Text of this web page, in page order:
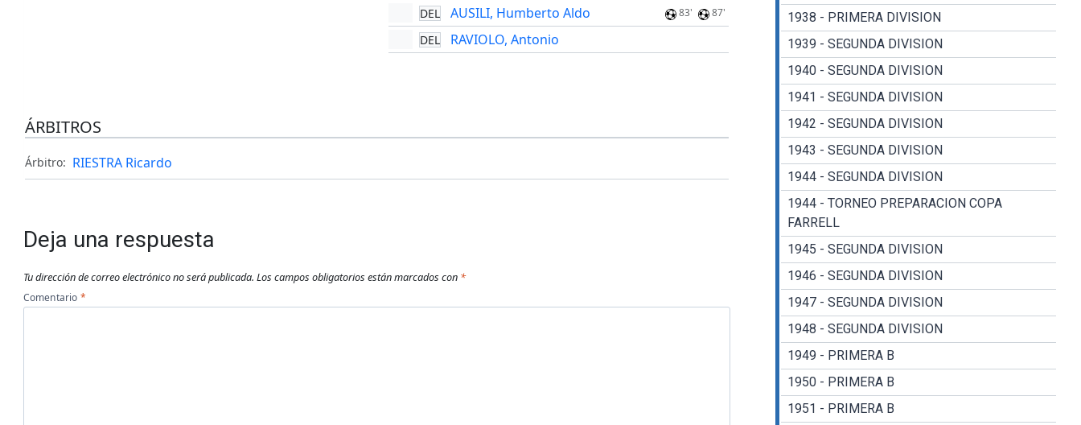
DEL AUSILI, Humberto Aldo 83' 87'
DEL RAVIOLO, Antonio
ÁRBITROS
Árbitro: RIESTRA Ricardo
Deja una respuesta
Tu dirección de correo electrónico no será publicada. Los campos obligatorios están marcados con *
Comentario *
1938 - PRIMERA DIVISION
1939 - SEGUNDA DIVISION
1940 - SEGUNDA DIVISION
1941 - SEGUNDA DIVISION
1942 - SEGUNDA DIVISION
1943 - SEGUNDA DIVISION
1944 - SEGUNDA DIVISION
1944 - TORNEO PREPARACION COPA
FARRELL
1945 - SEGUNDA DIVISION
1946 - SEGUNDA DIVISION
1947 - SEGUNDA DIVISION
1948 - SEGUNDA DIVISION
1949 - PRIMERA B
1950 - PRIMERA B
1951 - PRIMERA B